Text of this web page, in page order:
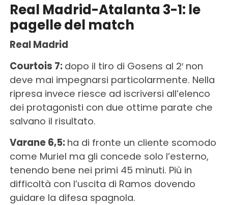
Real Madrid-Atalanta 3-1: le
pagelle del match
Real Madrid
Courtois 7: dopo il tiro di Gosens al 2′ non
deve mai impegnarsi particolarmente. Nella
ripresa invece riesce ad iscriversi all’elenco
dei protagonisti con due ottime parate che
salvano il risultato.
Varane 6,5: ha di fronte un cliente scomodo
come Muriel ma gli concede solo l’esterno,
tenendo bene nei primi 45 minuti. Più in
difficoltà con l’uscita di Ramos dovendo
guidare la difesa spagnola.